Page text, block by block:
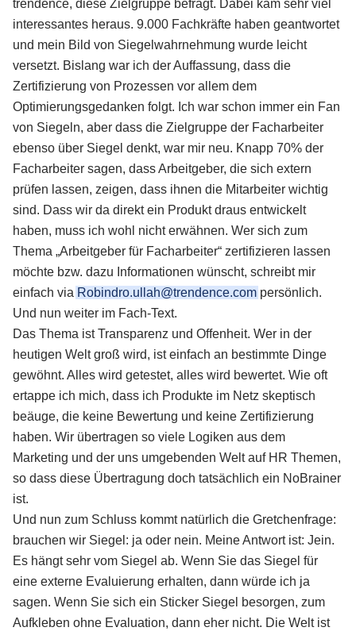
trendence, diese Zielgruppe befragt. Dabei kam sehr viel
interessantes heraus. 9.000 Fachkräfte haben geantwortet
und mein Bild von Siegelwahrnehmung wurde leicht
versetzt. Bislang war ich der Auffassung, dass die
Zertifizierung von Prozessen vor allem dem
Optimierungsgedanken folgt. Ich war schon immer ein Fan
von Siegeln, aber dass die Zielgruppe der Facharbeiter
ebenso über Siegel denkt, war mir neu. Knapp 70% der
Facharbeiter sagen, dass Arbeitgeber, die sich extern
prüfen lassen, zeigen, dass ihnen die Mitarbeiter wichtig
sind. Dass wir da direkt ein Produkt draus entwickelt
haben, muss ich wohl nicht erwähnen. Wer sich zum
Thema „Arbeitgeber für Facharbeiter“ zertifizieren lassen
möchte bzw. dazu Informationen wünscht, schreibt mir
einfach via Robindro.ullah@trendence.com persönlich.
Und nun weiter im Fach-Text.
Das Thema ist Transparenz und Offenheit. Wer in der
heutigen Welt groß wird, ist einfach an bestimmte Dinge
gewöhnt. Alles wird getestet, alles wird bewertet. Wie oft
ertappe ich mich, dass ich Produkte im Netz skeptisch
beäuge, die keine Bewertung und keine Zertifizierung
haben. Wir übertragen so viele Logiken aus dem
Marketing und der uns umgebenden Welt auf HR Themen,
so dass diese Übertragung doch tatsächlich ein NoBrainer
ist.
Und nun zum Schluss kommt natürlich die Gretchenfrage:
brauchen wir Siegel: ja oder nein. Meine Antwort ist: Jein.
Es hängt sehr vom Siegel ab. Wenn Sie das Siegel für
eine externe Evaluierung erhalten, dann würde ich ja
sagen. Wenn Sie sich ein Sticker Siegel besorgen, zum
Aufkleben ohne Evaluation, dann eher nicht. Die Welt ist